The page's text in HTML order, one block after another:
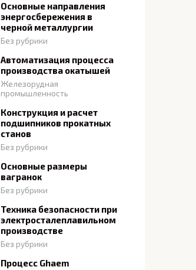
Основные направления
энергосбережения в
черной металлургии
Без рубрики
Автоматизация процесса
производства окатышей
Железорудная
промышленность
Конструкция и расчет
подшипников прокатных
станов
Без рубрики
Основные размеры
вагранок
Без рубрики
Техника безопасности при
электросталеплавильном
производстве
Без рубрики
Процесс Ghaem